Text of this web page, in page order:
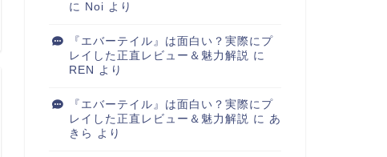
に Noi より
『エバーテイル』は面白い？実際にプ
レイした正直レビュー＆魅力解説 に
REN より
『エバーテイル』は面白い？実際にプ
レイした正直レビュー＆魅力解説 に あ
きら より